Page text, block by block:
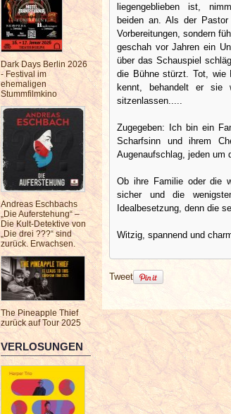
Dark Days Berlin 2026
- Festival im
ehemaligen
Stummfilmkino
Andreas Eschbachs
„Die Auferstehung“ –
Die Kult-Detektive von
„Die drei ???“ sind
zurück. Erwachsen.
The Pineapple Thief
zurück auf Tour 2025
VERLOSUNGEN
liegengeblieben ist,
beiden an. Als der
Vorbereitungen, sondern
geschah vor Jahren ein
über das Schauspiel
die Bühne stürzt. Tot, wie
kennt, behandelt er sie
sitzenlassen.....
Zugegeben: Ich bin ein
Scharfsinn und ihrem
Augenaufschlag, jeden um
Ob ihre Familie oder die
sicher und die
Idealbesetzung, denn die
Witzig, spannend und
Tweet